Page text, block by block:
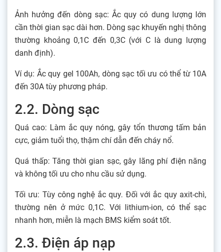
Ảnh hưởng đến dòng sạc: Ắc quy có dung lượng lớn
cần thời gian sạc dài hơn. Dòng sạc khuyến nghị thông
thường khoảng 0,1C đến 0,3C (với C là dung lượng
danh định).
Ví dụ: Ắc quy gel 100Ah, dòng sạc tối ưu có thể từ 10A
đến 30A tùy phương pháp.
2.2. Dòng sạc
Quá cao: Làm ắc quy nóng, gây tổn thương tấm bản
cực, giảm tuổi thọ, thậm chí dẫn đến cháy nổ.
Quá thấp: Tăng thời gian sạc, gây lãng phí điện năng
và không tối ưu cho nhu cầu sử dụng.
Tối ưu: Tùy công nghệ ắc quy. Đối với ắc quy axit-chì,
thường nên ở mức 0,1C. Với lithium-ion, có thể sạc
nhanh hơn, miễn là mạch BMS kiểm soát tốt.
2.3. Điện áp nạp